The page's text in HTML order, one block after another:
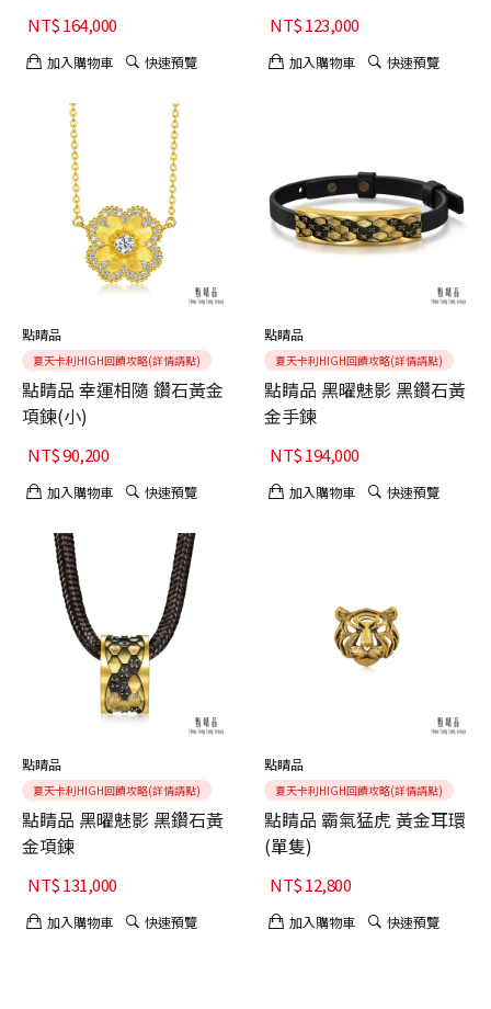
NT$164,000
加入購物車 快速預覽
NT$123,000
加入購物車 快速預覽
點睛品
夏天卡利HIGH回饋攻略(詳情請點)
點睛品 幸運相隨 鑽石黃金
項鍊(小)
NT$90,200
加入購物車 快速預覽
點睛品
夏天卡利HIGH回饋攻略(詳情請點)
點睛品 黑曜魅影 黑鑽石黃
金手鍊
NT$194,000
加入購物車 快速預覽
點睛品
夏天卡利HIGH回饋攻略(詳情請點)
點睛品 黑曜魅影 黑鑽石黃
金項鍊
NT$131,000
加入購物車 快速預覽
點睛品
夏天卡利HIGH回饋攻略(詳情請點)
點睛品 霸氣猛虎 黃金耳環
(單隻)
NT$12,800
加入購物車 快速預覽